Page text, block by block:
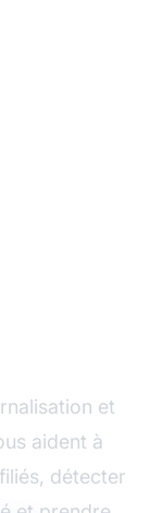
et
aident à
détecter